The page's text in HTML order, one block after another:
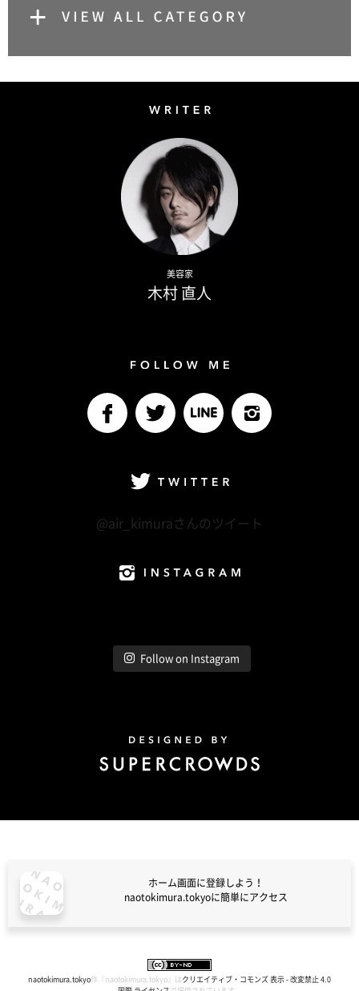
美容家
木村 直人
@air_kimuraさんのツイート
Follow on Instagram
ホーム画面に登録しよう！
naotokimura.tokyoに簡単にアクセス
naotokimura.tokyo作『 naotokimura.tokyo 』は クリエイティブ・コモンズ 表示 - 改変禁止 4.0